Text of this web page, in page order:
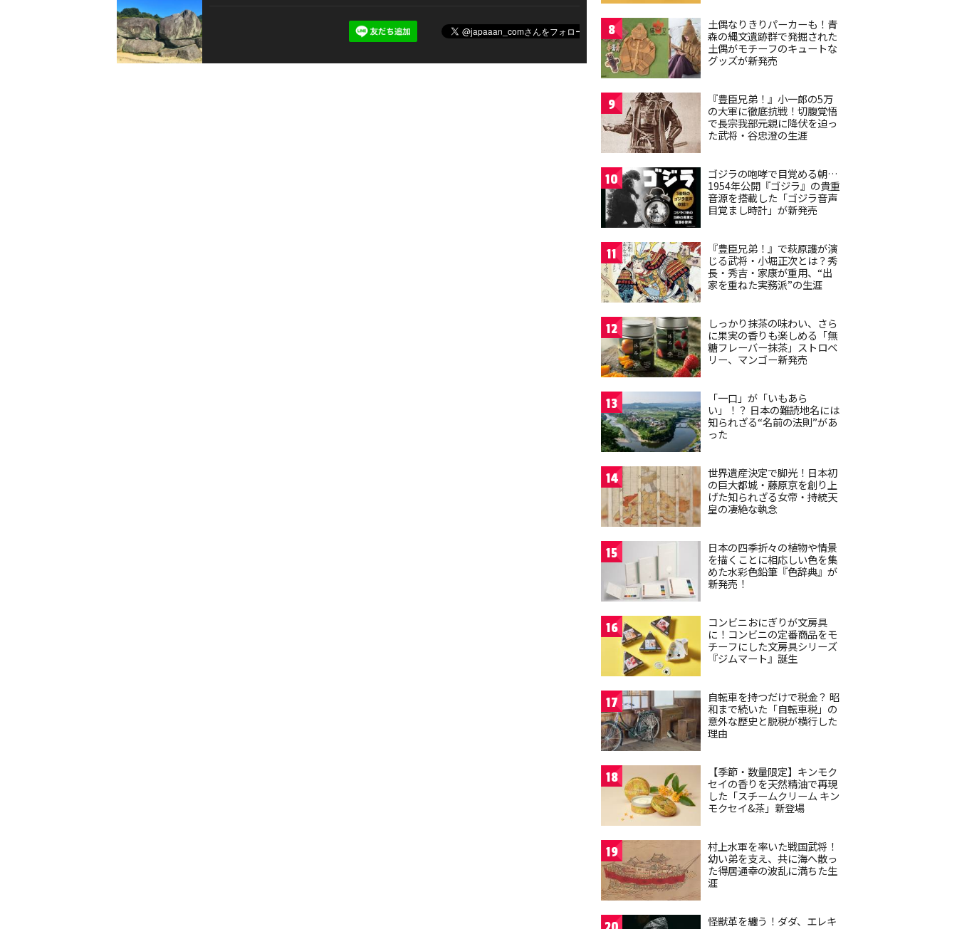
8
土偶なりきりパーカーも！青
森の縄文遺跡群で発掘された
土偶がモチーフのキュートな
グッズが新発売
9
『豊臣兄弟！』小一郎の5万
の大軍に徹底抗戦！切腹覚悟
で長宗我部元親に降伏を迫っ
た武将・谷忠澄の生涯
10
ゴジラの咆哮で目覚める朝…
1954年公開『ゴジラ』の貴重
音源を搭載した「ゴジラ音声
目覚まし時計」が新発売
11
『豊臣兄弟！』で萩原護が演
じる武将・小堀正次とは？秀
長・秀吉・家康が重用、“出
家を重ねた実務派”の生涯
12
しっかり抹茶の味わい、さら
に果実の香りも楽しめる「無
糖フレーバー抹茶」ストロベ
リー、マンゴー新発売
13
「一口」が「いもあら
い」！？ 日本の難読地名には
知られざる“名前の法則”があ
った
14
世界遺産決定で脚光！日本初
の巨大都城・藤原京を創り上
げた知られざる女帝・持統天
皇の凄絶な執念
15
日本の四季折々の植物や情景
を描くことに相応しい色を集
めた水彩色鉛筆『色辞典』が
新発売！
16
コンビニおにぎりが文房具
に！コンビニの定番商品をモ
チーフにした文房具シリーズ
『ジムマート』誕生
17
自転車を持つだけで税金？ 昭
和まで続いた「自転車税」の
意外な歴史と脱税が横行した
理由
18
【季節・数量限定】キンモク
セイの香りを天然精油で再現
した「スチームクリーム キン
モクセイ&茶」新登場
19
村上水軍を率いた戦国武将！
幼い弟を支え、共に海へ散っ
た得居通幸の波乱に満ちた生
涯
怪獣革を纏う！ダダ、エレキ